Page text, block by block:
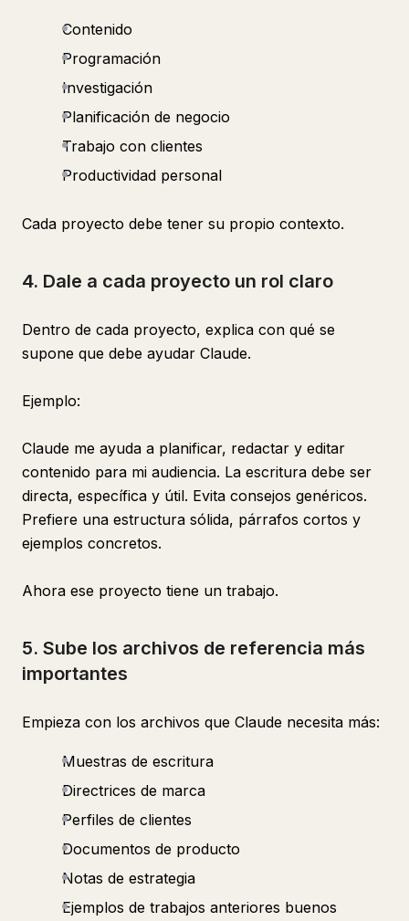
Contenido
Programación
Investigación
Planificación de negocio
Trabajo con clientes
Productividad personal
Cada proyecto debe tener su propio contexto.
4. Dale a cada proyecto un rol claro
Dentro de cada proyecto, explica con qué se
supone que debe ayudar Claude.
Ejemplo:
Claude me ayuda a planificar, redactar y editar
contenido para mi audiencia. La escritura debe ser
directa, específica y útil. Evita consejos genéricos.
Prefiere una estructura sólida, párrafos cortos y
ejemplos concretos.
Ahora ese proyecto tiene un trabajo.
5. Sube los archivos de referencia más
importantes
Empieza con los archivos que Claude necesita más:
Muestras de escritura
Directrices de marca
Perfiles de clientes
Documentos de producto
Notas de estrategia
Ejemplos de trabajos anteriores buenos